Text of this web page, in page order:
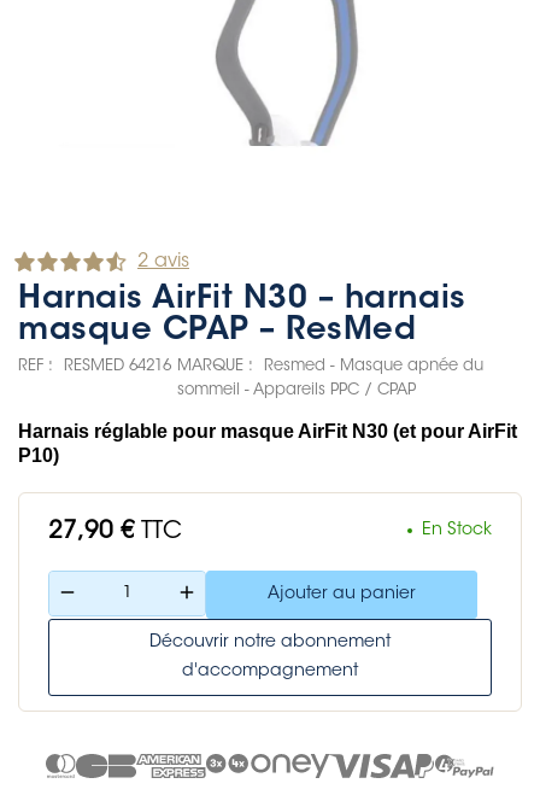
2 avis
Harnais AirFit N30 – harnais
masque CPAP – ResMed
REF : RESMED 64216 MARQUE :
Resmed - Masque apnée du
sommeil - Appareils PPC / CPAP
Harnais réglable pour masque AirFit N30 (et pour AirFit
P10)
27,90 € TTC En Stock
remove add Ajouter au panier
Découvrir notre abonnement
d'accompagnement